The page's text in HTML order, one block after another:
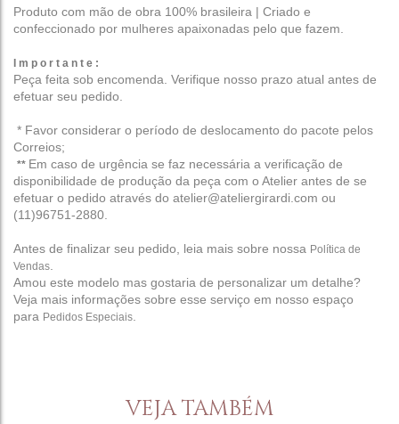
Produto com mão de obra 100% brasileira | Criado e
confeccionado por mulheres apaixonadas pelo que fazem.
I m p o r t a n t e :
Peça feita sob encomenda. Verifique nosso prazo atual antes de
efetuar seu pedido.
* Favor considerar o período de deslocamento do pacote pelos
Correios;
** Em caso de urgência se faz necessária a verificação de
disponibilidade de produção da peça com o Atelier antes de se
efetuar o pedido através do atelier@ateliergirardi.com ou
(11)96751-2880.
Antes de finalizar seu pedido, leia mais sobre nossa Política de
Vendas
Amou este modelo mas gostaria de personalizar um detalhe?
Veja mais informações sobre esse serviço em nosso espaço
para Pedidos Especiais
VEJA TAMBÉM